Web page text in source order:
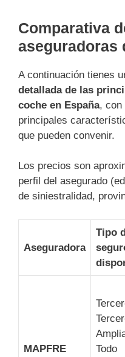
Comparativa
aseguradoras
A continuación tienes
detallada de las
coche en España, con
principales
que pueden convenir.
Los precios son
perfil del asegurado
de siniestralidad,
Aseguradora
Tipo
MAPFRE
Todo